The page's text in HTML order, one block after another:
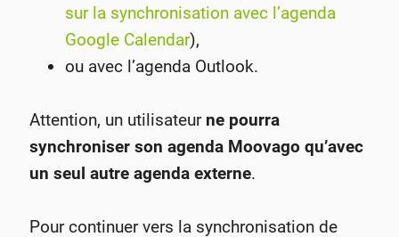
sur la synchronisation avec l’agenda
Google Calendar),
ou avec l’agenda Outlook.
Attention, un utilisateur ne pourra
synchroniser son agenda Moovago qu’avec
un seul autre agenda externe.
Pour continuer vers la synchronisation de